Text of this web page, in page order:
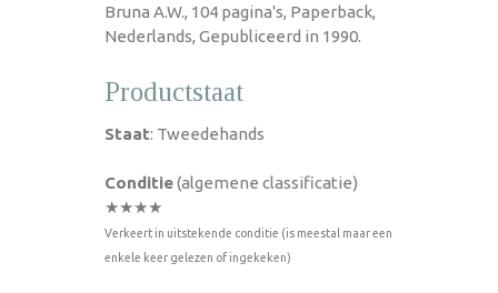
Bruna A.W., 104 pagina's, Paperback,
Nederlands, Gepubliceerd in 1990.
Productstaat
Staat: Tweedehands
Conditie(algemene classificatie)
★★★★
Verkeert in uitstekende conditie (is meestal maar een
enkele keer gelezen of ingekeken)